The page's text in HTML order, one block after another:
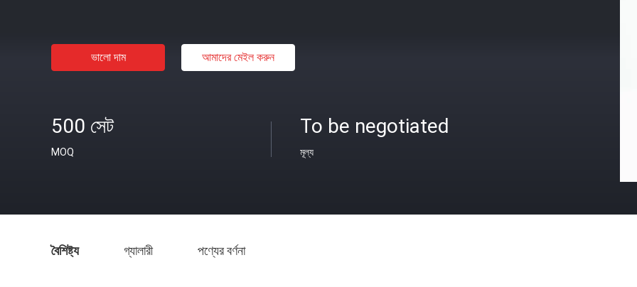
ভালো দাম আমাদের মেইল ​​করুন
500 সেট
MOQ
To be negotiated
মূল্য
বৈশিষ্ট্য গ্যালারী পণ্যের বর্ণনা